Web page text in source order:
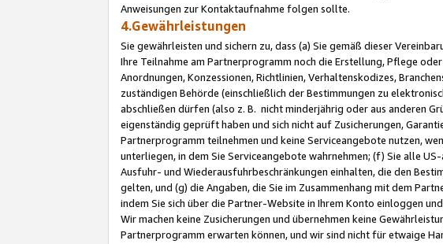
Anweisungen zur Kontaktaufnahme folgen sollte.
4.Gewährleistungen
Sie gewährleisten und sichern zu, dass (a) Sie gemäß dieser
Ihre Teilnahme am Partnerprogramm noch die Erstellung, Pflege
Anordnungen, Konzessionen, Richtlinien, Verhaltenskodizes,
zuständigen Behörde (einschließlich der Bestimmungen zu
abschließen dürfen (also z. B. nicht minderjährig oder aus anderen
eigenständig geprüft haben und sich nicht auf Zusicherungen,
Partnerprogramm teilnehmen und keine Serviceangebote nutzen,
unterliegen, in dem Sie Serviceangebote wahrnehmen; (f) Sie alle
Ausfuhr- und Wiederausfuhrbeschränkungen einhalten, die den
gelten, und (g) die Angaben, die Sie im Zusammenhang mit dem
indem Sie sich über die Partner-Website in Ihrem Konto einloggen
Wir machen keine Zusicherungen und übernehmen keine
Partnerprogramm erwarten können, und wir sind nicht für etwaige